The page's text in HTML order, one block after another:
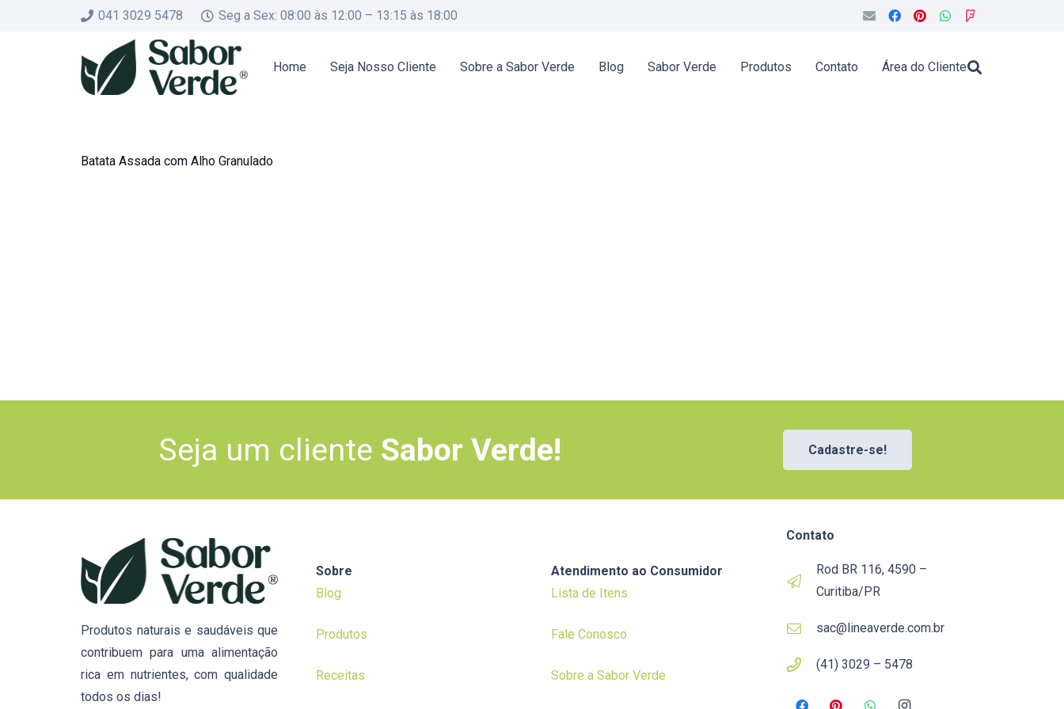
041 3029 5478 Seg a Sex: 08:00 às 12:00 – 13:15 às 18:00
Home Seja Nosso Cliente Sobre a Sabor Verde Blog Sabor Verde Produtos Contato Área do Cliente
Batata Assada com Alho Granulado
Seja um cliente Sabor Verde! Cadastre-se!
Produtos naturais e saudáveis que
contribuem para uma alimentação
rica em nutrientes, com qualidade
todos os dias!
Sobre
Blog
Produtos
Receitas
Atendimento ao Consumidor
Lista de Itens
Fale Conosco
Sobre a Sabor Verde
Contato
Rod BR 116, 4590 –
Curitiba/PR
sac@lineaverde.com.br
(41) 3029 – 5478